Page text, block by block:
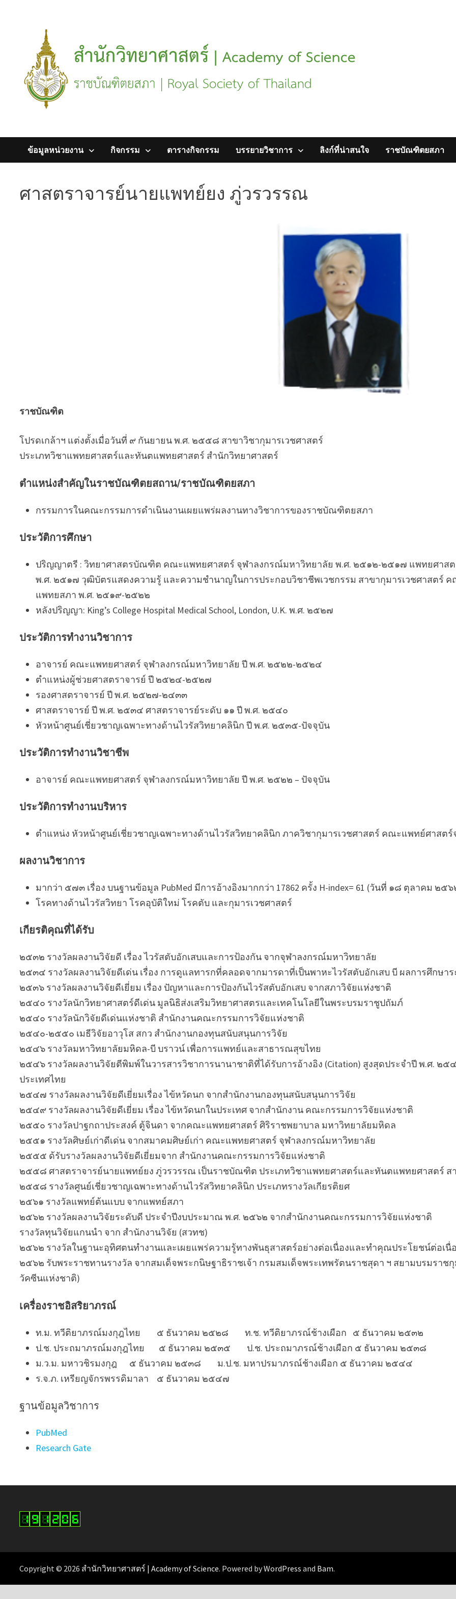
ข้อมูลหน่วยงาน กิจกรรม ตารางกิจกรรม บรรยายวิชาการ ลิงก์ที่น่าสนใจ ราชบัณฑิตยสภา
ศาสตราจารย์นายแพทย์ยง ภู่วรวรรณ
ราชบัณฑิต
โปรดเกล้าฯ แต่งตั้งเมื่อวันที่ ๙ กันยายน พ.ศ. ๒๕๕๘ สาขาวิชากุมารเวชศาสตร์
ประเภทวิชาแพทยศาสตร์และทันตแพทยศาสตร์ สำนักวิทยาศาสตร์
ตำแหน่งสำคัญในราชบัณฑิตยสถาน/ราชบัณฑิตยสภา
กรรมการในคณะกรรมการดำเนินงานเผยแพร่ผลงานทางวิชาการของราชบัณฑิตยสภา
ประวัติการศึกษา
ปริญญาตรี : วิทยาศาสตรบัณฑิต คณะแพทยศาสตร์ จุฬาลงกรณ์มหาวิทยาลัย พ.ศ. ๒๕๑๒-๒๕๑๗ แพทยศา
พ.ศ. ๒๕๑๗ วุฒิบัตรแสดงความรู้ และความชำนาญในการประกอบวิชาชีพเวชกรรม สาขากุมารเวชศาสตร์
แพทยสภา พ.ศ. ๒๕๑๙-๒๕๒๒
หลังปริญญา: King’s College Hospital Medical School, London, U.K. พ.ศ. ๒๕๒๗
ประวัติการทำงานวิชาการ
อาจารย์ คณะแพทยศาสตร์ จุฬาลงกรณ์มหาวิทยาลัย ปี พ.ศ. ๒๕๒๒-๒๕๒๔
ตำแหน่งผู้ช่วยศาสตราจารย์ ปี ๒๕๒๔-๒๕๒๗
รองศาสตราจารย์ ปี พ.ศ. ๒๕๒๗-๒๔๓๓
ศาสตราจารย์ ปี พ.ศ. ๒๕๓๔ ศาสตราจารย์ระดับ ๑๑ ปี พ.ศ. ๒๕๔๐
หัวหน้าศูนย์เชี่ยวชาญเฉพาะทางด้านไวรัสวิทยาคลินิก ปี พ.ศ. ๒๕๓๕-ปัจจุบัน
ประวัติการทำงานวิชาชีพ
อาจารย์ คณะแพทยศาสตร์ จุฬาลงกรณ์มหาวิทยาลัย ปี พ.ศ. ๒๕๒๒ – ปัจจุบัน
ประวัติการทำงานบริหาร
ตำแหน่ง หัวหน้าศูนย์เชี่ยวชาญเฉพาะทางด้านไวรัสวิทยาคลินิก ภาควิชากุมารเวชศาสตร์ คณะแพทย์ศาสต
ผลงานวิชาการ
มากว่า ๕๗๓ เรื่อง บนฐานข้อมูล PubMed มีการอ้างอิงมากกว่า 17862 ครั้ง H-index= 61 (วันที่ ๑๘ ตุลาคม ๒๕๖
โรคทางด้านไวรัสวิทยา โรคอุบัติใหม่ โรคตับ และกุมารเวชศาสตร์
เกียรติคุณที่ได้รับ
๒๕๓๒ รางวัลผลงานวิจัยดี เรื่อง ไวรัสตับอักเสบและการป้องกัน จากจุฬาลงกรณ์มหาวิทยาลัย
๒๕๓๔ รางวัลผลงานวิจัยดีเด่น เรื่อง การดูแลทารกที่คลอดจากมารดาที่เป็นพาหะไวรัสตับอักเสบ บี ผลการศึกษ
๒๕๓๖ รางวัลผลงานวิจัยดีเยี่ยม เรื่อง ปัญหาและการป้องกันไวรัสตับอักเสบ จากสภาวิจัยแห่งชาติ
๒๕๔๐ รางวัลนักวิทยาศาสตร์ดีเด่น มูลนิธิส่งเสริมวิทยาศาสตรและเทคโนโลยีในพระบรมราชูปถัมภ์
๒๕๔๐ รางวัลนักวิจัยดีเด่นแห่งชาติ สำนักงานคณะกรรมการวิจัยแห่งชาติ
๒๕๔๐-๒๕๕๐ เมธีวิจัยอาวุโส สกว สำนักงานกองทุนสนับสนุนการวิจัย
๒๕๔๖ รางวัลมหาวิทยาลัยมหิดล-บี บราวน์ เพื่อการแพทย์และสาธารณสุขไทย
๒๕๔๖ รางวัลผลงานวิจัยตีพิมพ์ในวารสารวิชาการนานาชาติที่ได้รับการอ้างอิง (Citation) สูงสุดประจำปี พ.ศ. ๒
ประเทศไทย
๒๕๔๗ รางวัลผลงานวิจัยดีเยี่ยมเรื่อง ไข้หวัดนก จากสำนักงานกองทุนสนับสนุนการวิจัย
๒๕๔๙ รางวัลผลงานวิจัยดีเยี่ยม เรื่อง ไข้หวัดนกในประเทศ จากสำนักงาน คณะกรรมการวิจัยแห่งชาติ
๒๕๕๐ รางวัลปาฐกถาประสงค์ ตู้จินดา จากคณะแพทยศาสตร์ ศิริราชพยาบาล มหาวิทยาลัยมหิดล
๒๕๕๑ รางวัลศิษย์เก่าดีเด่น จากสมาคมศิษย์เก่า คณะแพทยศาสตร์ จุฬาลงกรณ์มหาวิทยาลัย
๒๕๕๕ ด้รับรางวัลผลงานวิจัยดีเยี่ยมจาก สำนักงานคณะกรรมการวิจัยแห่งชาติ
๒๕๕๘ ศาสตราจารย์นายแพทย์ยง ภู่วรวรรณ เป็นราชบัณฑิต ประเภทวิชาแพทยศาสตร์และทันตแพทยศาสตร์ ส
๒๕๕๘ รางวัลศูนย์เชี่ยวชาญเฉพาะทางด้านไวรัสวิทยาคลินิก ประเภทรางวัลเกียรติยศ
๒๕๖๑ รางวัลแพทย์ต้นแบบ จากแพทย์สภา
๒๕๖๒ รางวัลผลงานวิจัยระดับดี ประจำปีงบประมาณ พ.ศ. ๒๕๖๒ จากสำนักงานคณะกรรมการวิจัยแห่งชาติ
รางวัลทุนวิจัยแกนนำ จาก สำนักงานวิจัย (สวทช)
๒๕๖๒ รางวัลในฐานะอุทิศตนทำงานและเผยแพร่ความรู้ทางพันธุสาสตร์อย่างต่อเนื่องและทำคุณประโยชน์ต่อเนื่
๒๕๖๒ รับพระราชทานรางวัล จากสมเด็จพระกนิษฐาธิราชเจ้า กรมสมเด็จพระเทพรัตนราชสุดา ฯ สยามบรมรา
วัคซีนแห่งชาติ)
เครื่องราชอิสริยาภรณ์
ท.ม. ทวีติยาภรณ์มงกุฎไทย ๕ ธันวาคม ๒๕๒๘ ท.ช. ทวีติยาภรณ์ช้างเผือก ๕ ธันวาคม ๒๕๓๒
ป.ช. ประถมาภรณ์มงกุฎไทย ๕ ธันวาคม ๒๕๓๕ ป.ช. ประถมาภรณ์ช้างเผือก ๕ ธันวาคม ๒๕๓๘
ม.ว.ม. มหาวชิรมงกุฎ ๕ ธันวาคม ๒๕๓๘ ม.ป.ช. มหาปรมาภรณ์ช้างเผือก ๕ ธันวาคม ๒๕๔๔
ร.จ.ภ. เหรียญจักรพรรดิมาลา ๕ ธันวาคม ๒๕๔๗
ฐานข้อมูลวิชาการ
PubMed
Research Gate
Copyright © 2026 สำนักวิทยาศาสตร์ | Academy of Science. Powered byWordPress and Bam.